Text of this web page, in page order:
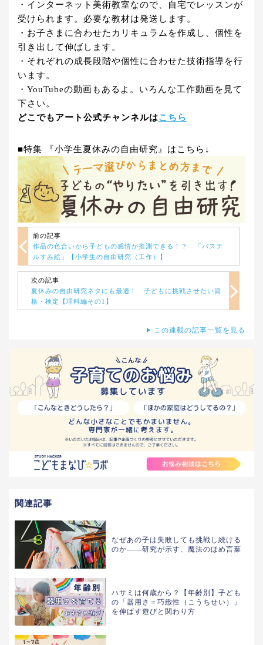
・インターネット美術教室なので、自宅でレッスンが
受けられます。必要な教材は発送します。
・お子さまに合わせたカリキュラムを作成し、個性を
引き出して伸ばします。
・それぞれの成長段階や個性に合わせた技術指導を行
います。
・YouTubeの動画もあるよ。いろんな工作動画を見て
下さい。
どこでもアート公式チャンネルはこちら
■特集 『小学生夏休みの自由研究』はこちら↓
前の記事
作品の色合いから子どもの感情が推測できる！？ 「パステ
ルすみ絵」【小学生の自由研究（工作）】
次の記事
夏休みの自由研究ネタにも最適！ 子どもに挑戦させたい資
格・検定【理科編その1】
この連載の記事一覧を見る
関連記事
なぜあの子は失敗しても挑戦し続ける
のか——研究が示す、魔法のほめ言葉
ハサミは何歳から？【年齢別】子ども
の「器用さ＝巧緻性（こうちせい）」
を伸ばす遊びと関わり方